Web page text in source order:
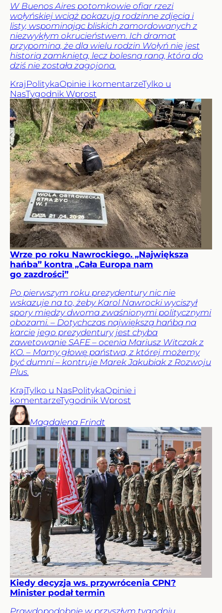
W Buenos Aires potomkowie ofiar rzezi
wołyńskiej wciąż pokazują rodzinne zdjęcia i
listy, wspominając bliskich zamordowanych z
niezwykłym okrucieństwem. Ich dramat
przypomina, że dla wielu rodzin Wołyń nie jest
historią zamkniętą, lecz bolesną raną, która do
dziś nie została zagojona.
Kraj PolitykaOpinie i komentarzeTylko u
NasTygodnik Wprost
Wrze po roku Nawrockiego. „Największa
hańba” kontra „Cała Europa nam
go zazdrości”
Po pierwszym roku prezydentury nic nie
wskazuje na to, żeby Karol Nawrocki wyciszył
spory między dwoma zwaśnionymi politycznymi
obozami. – Dotychczas największą hańbą na
karcie jego prezydentury jest chyba
zawetowanie SAFE – ocenia Mariusz Witczak z
KO. – Mamy głowę państwa, z której możemy
być dumni – kontruje Marek Jakubiak z Rozwoju
Plus.
KrajTylko u NasPolitykaOpinie i
komentarzeTygodnik Wprost
Magdalena Frindt
Kiedy decyzja ws. przywrócenia CPN?
Minister podał termin
Prawdopodobnie w przyszłym tygodniu